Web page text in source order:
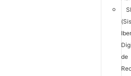
de